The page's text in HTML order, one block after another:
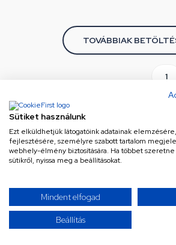
Sütiket használunk
Ezt elküldhetjük látogatóink adatainak
fejlesztésére, személyre szabott tartalom
webhely-élmény biztosítására. Ha többet
sütikről, nyissa meg a beállításokat.
Mindent elfogad
Beállítás
TOVÁBBIAK
Úgy érzed, mindent láttál már?
szinte végtelen, és folyamatosan
legkeresettebb termékekkel. Ne
Görgess tovább, és merülj el a